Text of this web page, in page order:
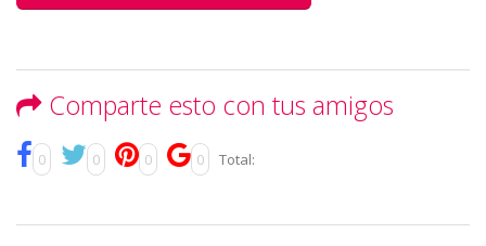
Comparte esto con tus amigos
0 0 0 0 Total: